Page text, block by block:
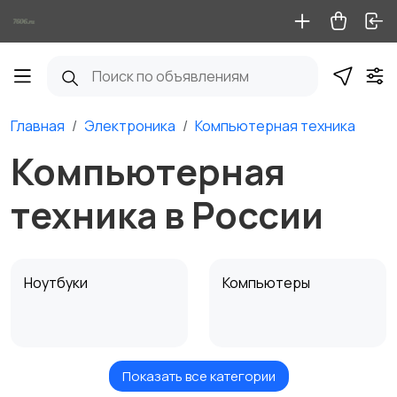
Главная Электроника Компьютерная техника
Компьютерная
техника в России
Ноутбуки Компьютеры
Клавиатуры и мыши
Показать все категории